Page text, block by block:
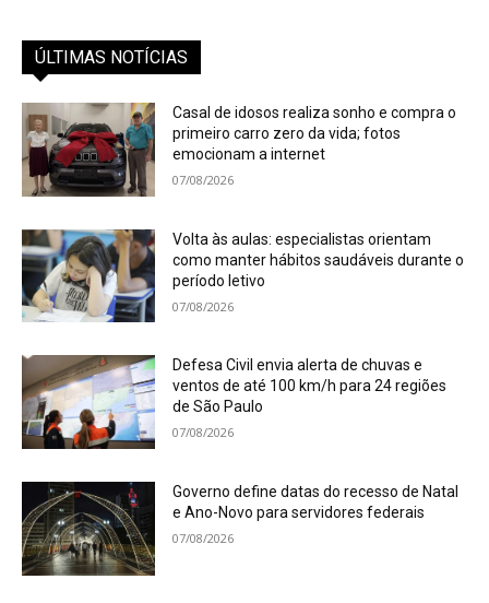
ÚLTIMAS NOTÍCIAS
Casal de idosos realiza sonho e compra o
primeiro carro zero da vida; fotos
emocionam a internet
07/08/2026
Volta às aulas: especialistas orientam
como manter hábitos saudáveis durante o
período letivo
07/08/2026
Defesa Civil envia alerta de chuvas e
ventos de até 100 km/h para 24 regiões
de São Paulo
07/08/2026
Governo define datas do recesso de Natal
e Ano-Novo para servidores federais
07/08/2026